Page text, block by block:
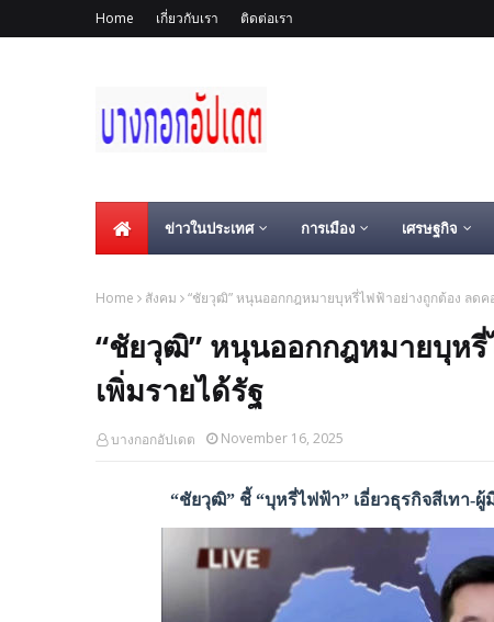
Home เกี่ยวกับเรา ติดต่อเรา
ข่าวในประเทศ การเมือง เศรษฐกิจ
Home สังคม “ชัยวุฒิ” หนุนออกกฎหมายบุหรี่ไฟฟ้าอย่างถูกต้อง ลดค
“ชัยวุฒิ” หนุนออกกฎหมายบุห
เพิ่มรายได้รัฐ
บางกอกอัปเดต November 16, 2025
“ชัยวุฒิ” ชี้ “บุหรี่ไฟฟ้า” เอี่ยวธุรกิจสีเทา-